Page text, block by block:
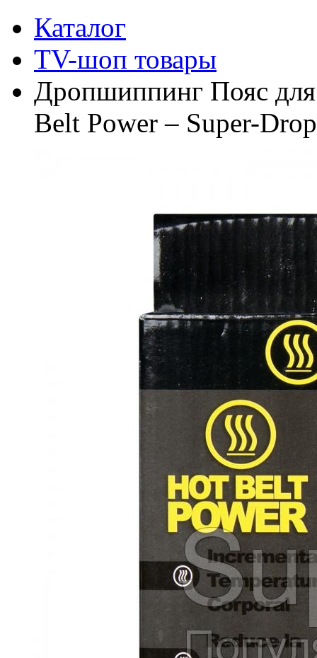
Каталог
TV-шоп товары
Дропшиппинг Пояс
Belt Power – Super-Drop